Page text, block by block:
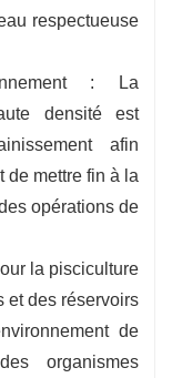
respectueuse
: La
densité est
afin
de mettre fin à la
opérations de
la pisciculture
et des réservoirs
de
organismes